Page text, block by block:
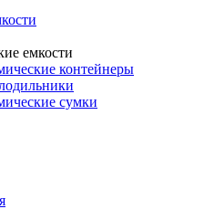
емкости
контейнеры
сумки